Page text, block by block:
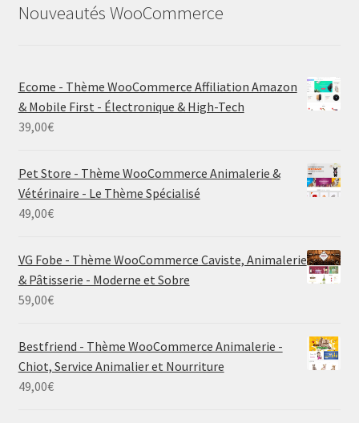
Nouveautés WooCommerce
Ecome - Thème WooCommerce Affiliation Amazon
& Mobile First - Électronique & High-Tech
39,00€
Pet Store - Thème WooCommerce Animalerie &
Vétérinaire - Le Thème Spécialisé
49,00€
VG Fobe - Thème WooCommerce Caviste, Animalerie
& Pâtisserie - Moderne et Sobre
59,00€
Bestfriend - Thème WooCommerce Animalerie -
Chiot, Service Animalier et Nourriture
49,00€